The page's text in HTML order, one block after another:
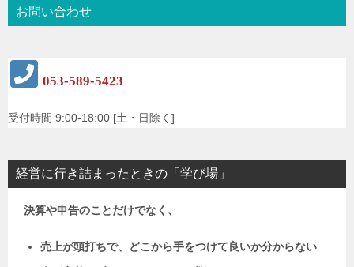
お問い合わせ
053-589-5423
受付時間 9:00-18:00 [土・日除く]
経営に行き詰まったときの「学び場」
決算や申告のことだけでなく、
売上が頭打ちで、どこから手をつけて良いか分からない